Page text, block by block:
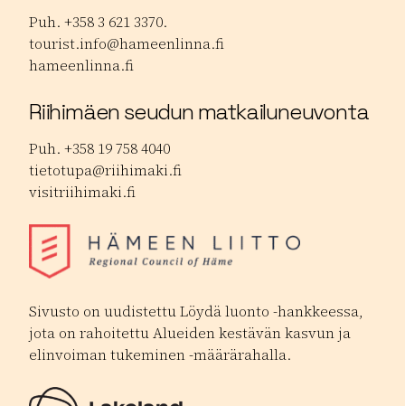
Puh. +358 3 621 3370.
tourist.info@hameenlinna.fi
hameenlinna.fi
Riihimäen seudun matkailuneuvonta
Puh. +358 19 758 4040
tietotupa@riihimaki.fi
visitriihimaki.fi
Sivusto on uudistettu Löydä luonto -hankkeessa,
jota on rahoitettu Alueiden kestävän kasvun ja
elinvoiman tukeminen -määrärahalla.